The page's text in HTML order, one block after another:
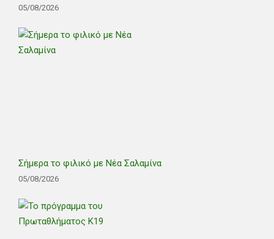
05/08/2026
Σήμερα το φιλικό με Νέα Σαλαμίνα
05/08/2026